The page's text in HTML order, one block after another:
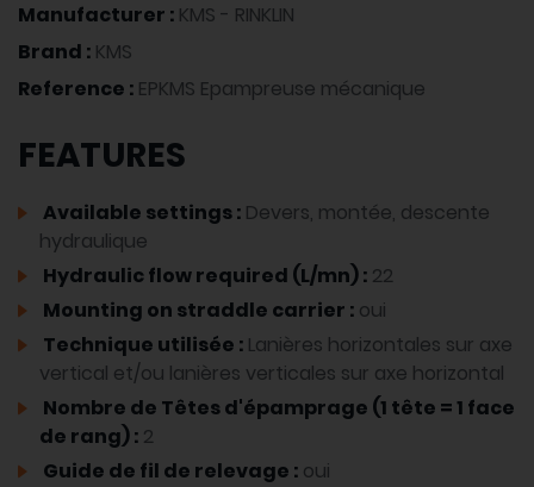
Manufacturer : KMS - RINKLIN
Brand : KMS
Reference : EPKMS Epampreuse mécanique
FEATURES
Available settings : Devers, montée, descente
hydraulique
Hydraulic flow required (L/mn) : 22
Mounting on straddle carrier : oui
Technique utilisée : Lanières horizontales sur axe
vertical et/ou lanières verticales sur axe horizontal
Nombre de Têtes d'épamprage (1 tête = 1 face
de rang) : 2
Guide de fil de relevage : oui